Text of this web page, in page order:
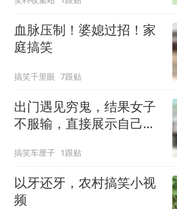
血脉压制！婆媳过招！家
庭搞笑
搞笑千里眼 7跟贴
出门遇见穷鬼，结果女子
不服输，直接展示自己的
搞笑车厘子 1跟贴
以牙还牙，农村搞笑小视
频